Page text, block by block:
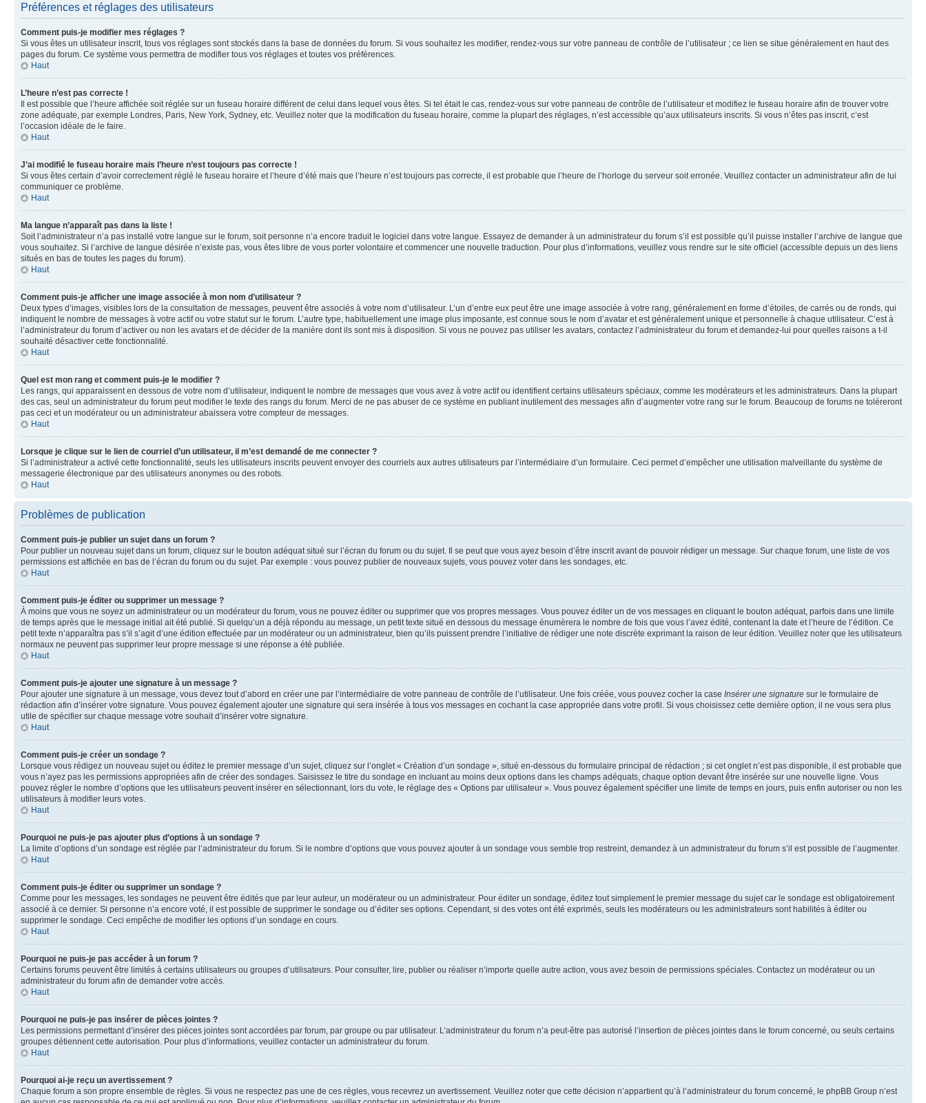
Préférences et réglages des utilisateurs
Comment puis-je modifier mes réglages ?
Si vous êtes un utilisateur inscrit, tous vos réglages sont stockés dans la base de données du forum. Si vous souhaitez les modifier, rendez-vous sur votre panneau de contrôle de l’utilisateur ; ce lien se situe généralement en haut des
pages du forum. Ce système vous permettra de modifier tous vos réglages et toutes vos préférences.
Haut
L’heure n’est pas correcte !
Il est possible que l’heure affichée soit réglée sur un fuseau horaire différent de celui dans lequel vous êtes. Si tel était le cas, rendez-vous sur votre panneau de contrôle de l’utilisateur et modifiez le fuseau horaire afin de trouver votre
zone adéquate, par exemple Londres, Paris, New York, Sydney, etc. Veuillez noter que la modification du fuseau horaire, comme la plupart des réglages, n’est accessible qu’aux utilisateurs inscrits. Si vous n’êtes pas inscrit, c’est
l’occasion idéale de le faire.
Haut
J’ai modifié le fuseau horaire mais l’heure n’est toujours pas correcte !
Si vous êtes certain d’avoir correctement réglé le fuseau horaire et l’heure d’été mais que l’heure n’est toujours pas correcte, il est probable que l’heure de l’horloge du serveur soit erronée. Veuillez contacter un administrateur afin de lui
communiquer ce problème.
Haut
Ma langue n’apparaît pas dans la liste !
Soit l’administrateur n’a pas installé votre langue sur le forum, soit personne n’a encore traduit le logiciel dans votre langue. Essayez de demander à un administrateur du forum s’il est possible qu’il puisse installer l’archive de langue que
vous souhaitez. Si l’archive de langue désirée n’existe pas, vous êtes libre de vous porter volontaire et commencer une nouvelle traduction. Pour plus d’informations, veuillez vous rendre sur le site officiel (accessible depuis un des liens
situés en bas de toutes les pages du forum).
Haut
Comment puis-je afficher une image associée à mon nom d’utilisateur ?
Deux types d’images, visibles lors de la consultation de messages, peuvent être associés à votre nom d’utilisateur. L’un d’entre eux peut être une image associée à votre rang, généralement en forme d’étoiles, de carrés ou de ronds, qui
indiquent le nombre de messages à votre actif ou votre statut sur le forum. L’autre type, habituellement une image plus imposante, est connue sous le nom d’avatar et est généralement unique et personnelle à chaque utilisateur. C’est à
l’administrateur du forum d’activer ou non les avatars et de décider de la manière dont ils sont mis à disposition. Si vous ne pouvez pas utiliser les avatars, contactez l’administrateur du forum et demandez-lui pour quelles raisons a t-il
souhaité désactiver cette fonctionnalité.
Haut
Quel est mon rang et comment puis-je le modifier ?
Les rangs, qui apparaissent en dessous de votre nom d’utilisateur, indiquent le nombre de messages que vous avez à votre actif ou identifient certains utilisateurs spéciaux, comme les modérateurs et les administrateurs. Dans la plupart
des cas, seul un administrateur du forum peut modifier le texte des rangs du forum. Merci de ne pas abuser de ce système en publiant inutilement des messages afin d’augmenter votre rang sur le forum. Beaucoup de forums ne toléreront
pas ceci et un modérateur ou un administrateur abaissera votre compteur de messages.
Haut
Lorsque je clique sur le lien de courriel d’un utilisateur, il m’est demandé de me connecter ?
Si l’administrateur a activé cette fonctionnalité, seuls les utilisateurs inscrits peuvent envoyer des courriels aux autres utilisateurs par l’intermédiaire d’un formulaire. Ceci permet d’empêcher une utilisation malveillante du système de
messagerie électronique par des utilisateurs anonymes ou des robots.
Haut
Problèmes de publication
Comment puis-je publier un sujet dans un forum ?
Pour publier un nouveau sujet dans un forum, cliquez sur le bouton adéquat situé sur l’écran du forum ou du sujet. Il se peut que vous ayez besoin d’être inscrit avant de pouvoir rédiger un message. Sur chaque forum, une liste de vos
permissions est affichée en bas de l’écran du forum ou du sujet. Par exemple : vous pouvez publier de nouveaux sujets, vous pouvez voter dans les sondages, etc.
Haut
Comment puis-je éditer ou supprimer un message ?
À moins que vous ne soyez un administrateur ou un modérateur du forum, vous ne pouvez éditer ou supprimer que vos propres messages. Vous pouvez éditer un de vos messages en cliquant le bouton adéquat, parfois dans une limite
de temps après que le message initial ait été publié. Si quelqu’un a déjà répondu au message, un petit texte situé en dessous du message énumèrera le nombre de fois que vous l’avez édité, contenant la date et l’heure de l’édition. Ce
petit texte n’apparaîtra pas s’il s’agit d’une édition effectuée par un modérateur ou un administrateur, bien qu’ils puissent prendre l’initiative de rédiger une note discrète exprimant la raison de leur édition. Veuillez noter que les utilisateurs
normaux ne peuvent pas supprimer leur propre message si une réponse a été publiée.
Haut
Comment puis-je ajouter une signature à un message ?
Pour ajouter une signature à un message, vous devez tout d’abord en créer une par l’intermédiaire de votre panneau de contrôle de l’utilisateur. Une fois créée, vous pouvez cocher la case Insérer une signature sur le formulaire de
rédaction afin d’insérer votre signature. Vous pouvez également ajouter une signature qui sera insérée à tous vos messages en cochant la case appropriée dans votre profil. Si vous choisissez cette dernière option, il ne vous sera plus
utile de spécifier sur chaque message votre souhait d’insérer votre signature.
Haut
Comment puis-je créer un sondage ?
Lorsque vous rédigez un nouveau sujet ou éditez le premier message d’un sujet, cliquez sur l’onglet « Création d’un sondage », situé en-dessous du formulaire principal de rédaction ; si cet onglet n’est pas disponible, il est probable que
vous n’ayez pas les permissions appropriées afin de créer des sondages. Saisissez le titre du sondage en incluant au moins deux options dans les champs adéquats, chaque option devant être insérée sur une nouvelle ligne. Vous
pouvez régler le nombre d’options que les utilisateurs peuvent insérer en sélectionnant, lors du vote, le réglage des « Options par utilisateur ». Vous pouvez également spécifier une limite de temps en jours, puis enfin autoriser ou non les
utilisateurs à modifier leurs votes.
Haut
Pourquoi ne puis-je pas ajouter plus d’options à un sondage ?
La limite d’options d’un sondage est réglée par l’administrateur du forum. Si le nombre d’options que vous pouvez ajouter à un sondage vous semble trop restreint, demandez à un administrateur du forum s’il est possible de l’augmenter.
Haut
Comment puis-je éditer ou supprimer un sondage ?
Comme pour les messages, les sondages ne peuvent être édités que par leur auteur, un modérateur ou un administrateur. Pour éditer un sondage, éditez tout simplement le premier message du sujet car le sondage est obligatoirement
associé à ce dernier. Si personne n’a encore voté, il est possible de supprimer le sondage ou d’éditer ses options. Cependant, si des votes ont été exprimés, seuls les modérateurs ou les administrateurs sont habilités à éditer ou
supprimer le sondage. Ceci empêche de modifier les options d’un sondage en cours.
Haut
Pourquoi ne puis-je pas accéder à un forum ?
Certains forums peuvent être limités à certains utilisateurs ou groupes d’utilisateurs. Pour consulter, lire, publier ou réaliser n’importe quelle autre action, vous avez besoin de permissions spéciales. Contactez un modérateur ou un
administrateur du forum afin de demander votre accès.
Haut
Pourquoi ne puis-je pas insérer de pièces jointes ?
Les permissions permettant d’insérer des pièces jointes sont accordées par forum, par groupe ou par utilisateur. L’administrateur du forum n’a peut-être pas autorisé l’insertion de pièces jointes dans le forum concerné, ou seuls certains
groupes détiennent cette autorisation. Pour plus d’informations, veuillez contacter un administrateur du forum.
Haut
Pourquoi ai-je reçu un avertissement ?
Chaque forum a son propre ensemble de règles. Si vous ne respectez pas une de ces règles, vous recevrez un avertissement. Veuillez noter que cette décision n’appartient qu’à l’administrateur du forum concerné, le phpBB Group n’est